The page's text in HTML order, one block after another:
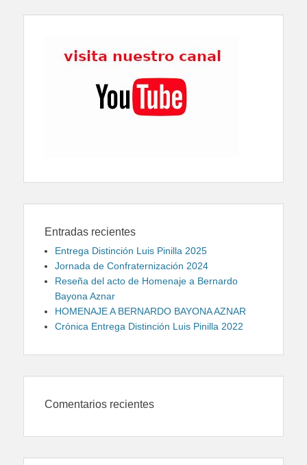
Entradas recientes
Entrega Distinción Luis Pinilla 2025
Jornada de Confraternización 2024
Reseña del acto de Homenaje a Bernardo
Bayona Aznar
HOMENAJE A BERNARDO BAYONA AZNAR
Crónica Entrega Distinción Luis Pinilla 2022
Comentarios recientes